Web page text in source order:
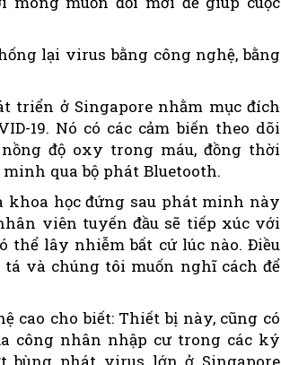
lại virus bằng công nghệ, bằng
triển ở Singapore nhằm mục đích
19. Nó có các cảm biến theo dõi
độ oxy trong máu, đồng thời
qua bộ phát Bluetooth.
học đứng sau phát minh này
viên tuyến đầu sẽ tiếp xúc với
thể lây nhiễm bất cứ lúc nào. Điều
và chúng tôi muốn nghĩ cách để
cao cho biết: Thiết bị này, cũng có
công nhân nhập cư trong các ký